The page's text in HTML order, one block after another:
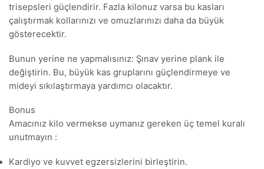
trisepsleri güçlendirir. Fazla kilonuz varsa bu kasları
çalıştırmak kollarınızı ve omuzlarınızı daha da büyük
gösterecektir.
Bunun yerine ne yapmalısınız: Şınav yerine plank ile
değiştirin. Bu, büyük kas gruplarını güçlendirmeye ve
mideyi sıkılaştırmaya yardımcı olacaktır.
Bonus
Amacınız kilo vermekse uymanız gereken üç temel kuralı
unutmayın :
Kardiyo ve kuvvet egzersizlerini birleştirin.